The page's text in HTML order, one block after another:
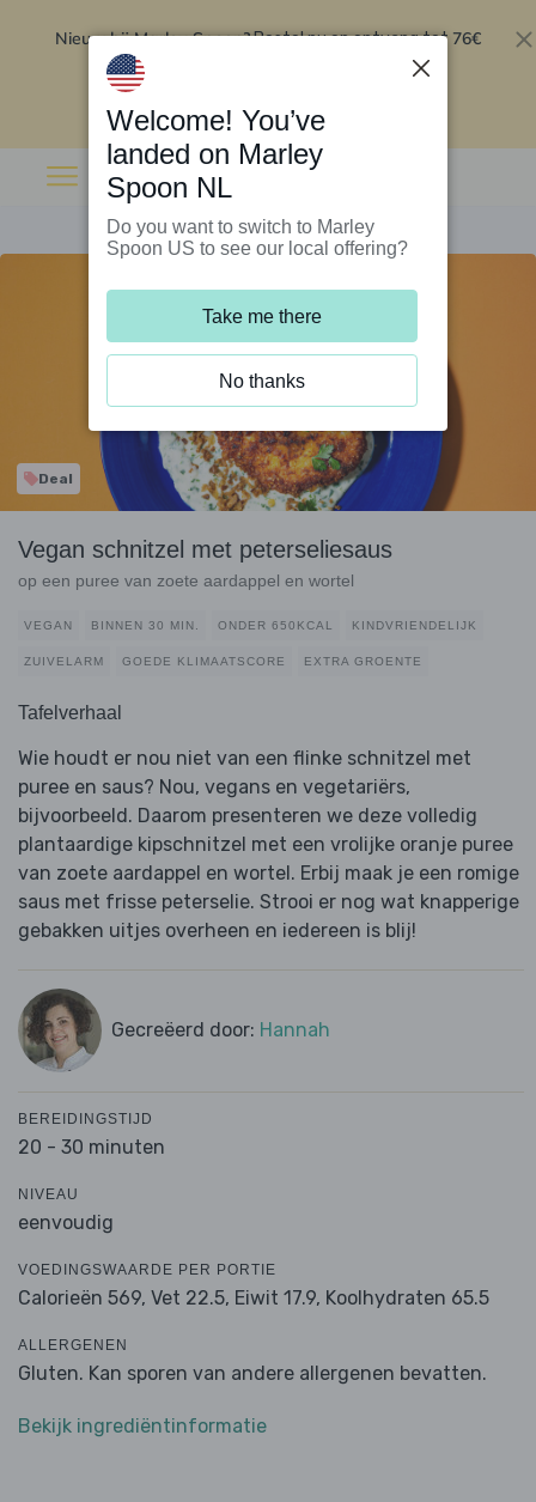
Nieuw bij Marley Spoon?Bestel nu en ontvang tot 76€
Deal
Vegan schnitzel met peterseliesaus
op een puree van zoete aardappel en wortel
VEGAN BINNEN 30 MIN. ONDER 650KCAL KINDVRIENDELIJK
ZUIVELARM GOEDE KLIMAATSCORE EXTRA GROENTE
Tafelverhaal
Wie houdt er nou niet van een flinke schnitzel met
puree en saus? Nou, vegans en vegetariërs,
bijvoorbeeld. Daarom presenteren we deze volledig
plantaardige kipschnitzel met een vrolijke oranje puree
van zoete aardappel en wortel. Erbij maak je een romige
saus met frisse peterselie. Strooi er nog wat knapperige
gebakken uitjes overheen en iedereen is blij!
Gecreëerd door: Hannah
BEREIDINGSTIJD
20 - 30 minuten
NIVEAU
eenvoudig
VOEDINGSWAARDE PER PORTIE
Calorieën 569, Vet 22.5, Eiwit 17.9, Koolhydraten 65.5
ALLERGENEN
Gluten. Kan sporen van andere allergenen bevatten.
Bekijk ingrediëntinformatie
Welcome! You’ve
landed on Marley
Spoon NL
Do you want to switch to Marley
Spoon US to see our local offering?
Take me there
No thanks